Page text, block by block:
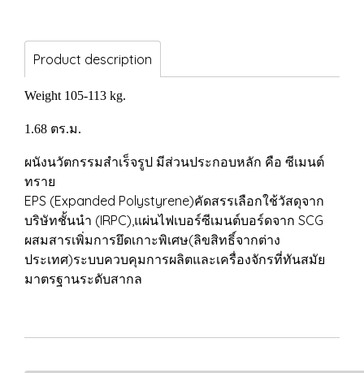
Product description
Weight 105-113 kg.
1.68 ตร.ม.
ผนังนวัตกรรมสำเร็จรูป มีส่วนประกอบหลัก คือ ซีเมนต์
ทราย
EPS (Expanded Polystyrene)คัดสรรเลือกใช้วัสดุจาก
บริษัทชั้นนำ (IRPC),แผ่นไฟเบอร์ซีเมนต์บอร์ดจาก SCG
ผสมสารเพิ่มการยึดเกาะพิเศษ(ลิขสิทธิ์จากต่าง
ประเทศ)ระบบควบคุมการผลิตและเครื่องจักรที่ทันสมัย
มาตรฐานระดับสากล